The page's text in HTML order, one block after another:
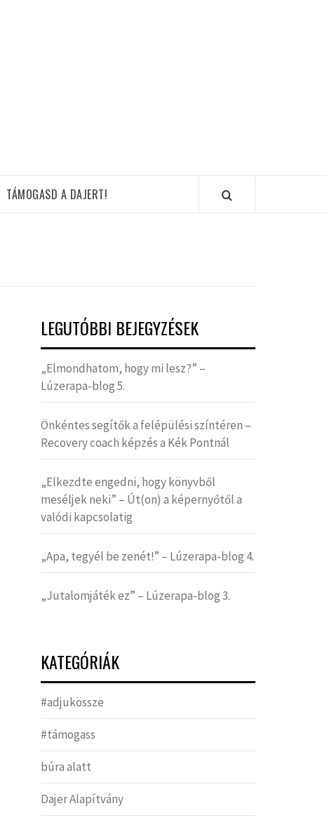
TÁMOGASD A DAJERT!
LEGUTÓBBI BEJEGYZÉSEK
„Elmondhatom, hogy mi lesz?” –
Lúzerapa-blog 5.
Önkéntes segítők a felépülési színtéren –
Recovery coach képzés a Kék Pontnál
„Elkezdte engedni, hogy könyvből
meséljek neki” – Út(on) a képernyőtől a
valódi kapcsolatig
„Apa, tegyél be zenét!” – Lúzerapa-blog 4.
„Jutalomjáték ez” – Lúzerapa-blog 3.
KATEGÓRIÁK
#adjukössze
#támogass
búra alatt
Dajer Alapítvány